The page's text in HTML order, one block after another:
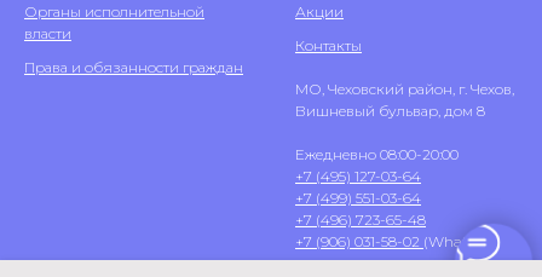
Органы исполнительной
власти
Права и обязанности граждан
Акции
Контакты
МО, Чеховский район, г. Чехов,
Вишневый бульвар, дом 8
Ежедневно 08:00-20:00
+7 (495) 127-03-64
+7 (499) 551-03-64
+7 (496) 723-65-48
+7 (906) 031-58-02 (WhatsApp)